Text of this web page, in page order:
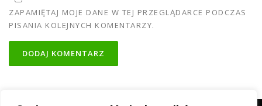
ZAPAMIĘTAJ MOJE DANE W TEJ PRZEGLĄDARCE PODCZAS
PISANIA KOLEJNYCH KOMENTARZY.